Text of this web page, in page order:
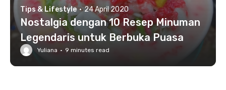
Tips & Lifestyle · 24 April 2020
Nostalgia dengan 10 Resep Minuman
Legendaris untuk Berbuka Puasa
Yuliana · 9 minutes read